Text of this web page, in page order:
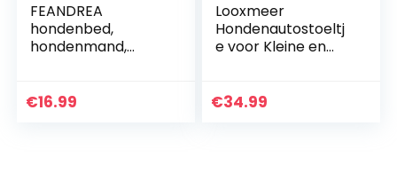
FEANDREA
hondenbed,
hondenmand,
PGW55G
€16.99
Looxmeer
Hondenautostoeltj
e voor Kleine en
& Achterbank,
€34.99